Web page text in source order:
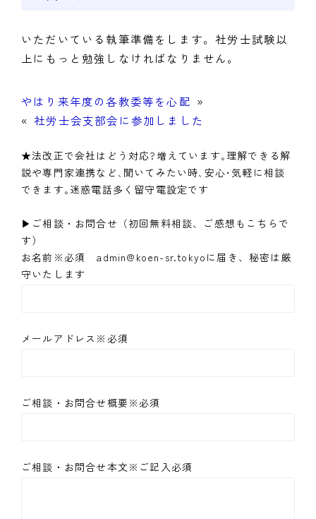
いただいている執筆準備をします。社労士試験以
上にもっと勉強しなければなりません。
やはり来年度の各教委等を心配 »
« 社労士会支部会に参加しました
★法改正で会社はどう対応?増えています｡理解できる解
説や専門家連携など､聞いてみたい時､安心･気軽に相談
できます｡迷惑電話多く留守電設定です
▶ご相談・お問合せ（初回無料相談、ご感想もこちらで
す）
お名前※必須 admin@koen-sr.tokyoに届き、秘密は厳
守いたします
メールアドレス※必須
ご相談・お問合せ概要※必須
ご相談・お問合せ本文※ご記入必須